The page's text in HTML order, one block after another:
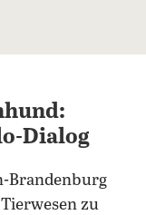
Dialog
Brandenburg
zu